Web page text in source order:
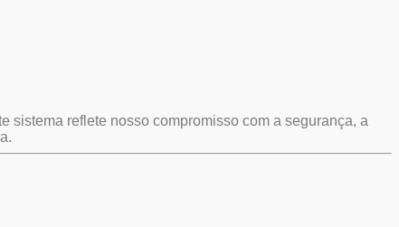
sistema reflete nosso compromisso com a segurança, a